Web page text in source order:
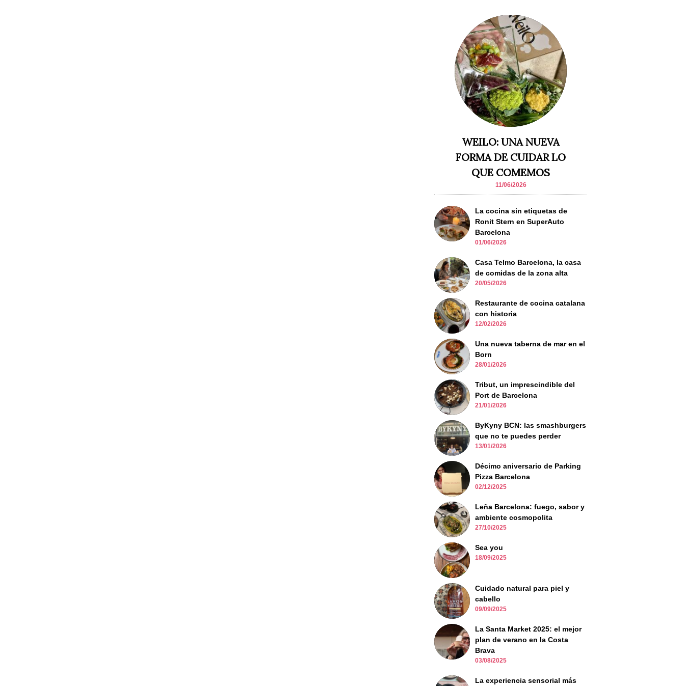
WEILO: UNA NUEVA
FORMA DE CUIDAR LO
QUE COMEMOS
11/06/2026
La cocina sin etiquetas de
Ronit Stern en SuperAuto
Barcelona
01/06/2026
Casa Telmo Barcelona, la casa
de comidas de la zona alta
20/05/2026
Restaurante de cocina catalana
con historia
12/02/2026
Una nueva taberna de mar en el
Born
28/01/2026
Tribut, un imprescindible del
Port de Barcelona
21/01/2026
ByKyny BCN: las smashburgers
que no te puedes perder
13/01/2026
Décimo aniversario de Parking
Pizza Barcelona
02/12/2025
Leña Barcelona: fuego, sabor y
ambiente cosmopolita
27/10/2025
Sea you
18/09/2025
Cuidado natural para piel y
cabello
09/09/2025
La Santa Market 2025: el mejor
plan de verano en la Costa
Brava
03/08/2025
La experiencia sensorial más